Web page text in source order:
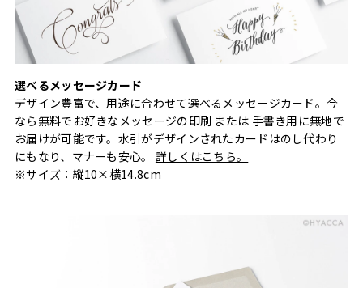
選べるメッセージカード
デザイン豊富で、用途に合わせて選べるメッセージカード。今
なら無料でお好きなメッセージの印刷 または 手書き用に無地で
お届けが可能です。水引がデザインされたカードはのし代わり
にもなり、マナーも安心。 詳しくはこちら。
※サイズ：縦10×横14.8cm